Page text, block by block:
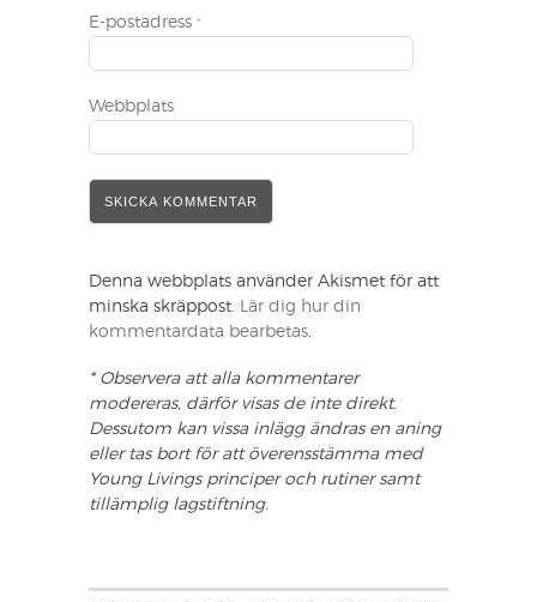
E-postadress *
Webbplats
Denna webbplats använder Akismet för att
minska skräppost. Lär dig hur din
kommentardata bearbetas.
* Observera att alla kommentarer
modereras, därför visas de inte direkt.
Dessutom kan vissa inlägg ändras en aning
eller tas bort för att överensstämma med
Young Livings principer och rutiner samt
tillämplig lagstiftning.